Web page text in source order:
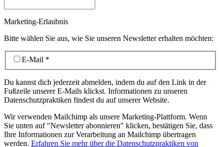
Marketing-Erlaubnis
Bitte wählen Sie aus, wie Sie unseren Newsletter erhalten möchten:
E-Mail *
Du kannst dich jederzeit abmelden, indem du auf den Link in der
Fußzeile unserer E-Mails klickst. Informationen zu unseren
Datenschutzpraktiken findest du auf unserer Website.
Wir verwenden Mailchimp als unsere Marketing-Plattform. Wenn
Sie unten auf "Newsletter abonnieren" klicken, bestätigen Sie, dass
Ihre Informationen zur Verarbeitung an Mailchimp übertragen
werden. Erfahren Sie mehr über die Datenschutzpraktiken von